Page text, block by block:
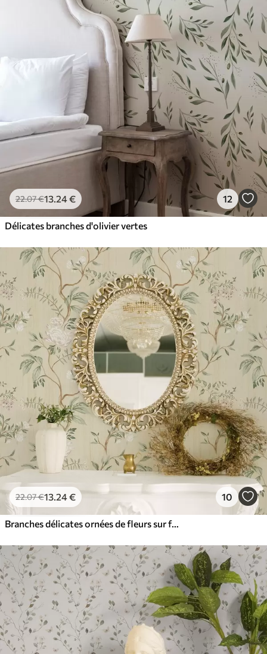
22.07€13.24€ 12
Délicates branches d'olivier vertes
22.07€13.24€ 10
Branches délicates ornées de fleurs sur fond crème chaud